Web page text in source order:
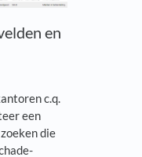
en
c.q.
een
die